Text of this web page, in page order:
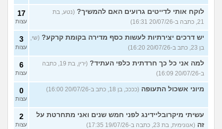
לוקח אותי לדייטים גרועים האם להמשיך? (נטע, בת
21, כתבה ב-20/07/26 16:31)
17
עצות
יש דרכים יצירתיות לעשות כסף מדירה בקומת קרקע? (שי,
בן 23, כתב ב-20/07/26 16:20)
3
עצות
למה אני כל כך חרדתית כלפי העתיד?
(ירין, בת 19, כתבה
ב-20/07/26 16:09)
6
עצות
מיוני אשכול התעופה (ככככ, בן 18, כתב ב-20/07/26 16:00) 0
עצות
עשיתי מיקרובליידינג לפני חמש שנים ואני מתחרטת על
זה (אנונימית, בת 23, כתבה ב-19/07/26 17:35)
2
עצות